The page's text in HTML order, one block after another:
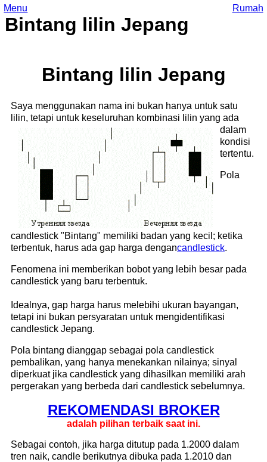
Bintang lilin Jepang
Menu Rumah
Bintang lilin Jepang
Saya menggunakan nama ini bukan hanya untuk satu
lilin, tetapi untuk keseluruhan kombinasi lilin yang ada
dalam
kondisi
tertentu.
Pola
candlestick "Bintang" memiliki badan yang kecil; ketika
terbentuk, harus ada gap harga dengancandlestick.
Fenomena ini memberikan bobot yang lebih besar pada
candlestick yang baru terbentuk.
Idealnya, gap harga harus melebihi ukuran bayangan,
tetapi ini bukan persyaratan untuk mengidentifikasi
candlestick Jepang.
Pola bintang dianggap sebagai pola candlestick
pembalikan, yang hanya menekankan nilainya; sinyal
diperkuat jika candlestick yang dihasilkan memiliki arah
pergerakan yang berbeda dari candlestick sebelumnya.
REKOMENDASI ​​BROKER
adalah pilihan terbaik saat ini.
Sebagai contoh, jika harga ditutup pada 1.2000 dalam
tren naik, candle berikutnya dibuka pada 1.2010 dan